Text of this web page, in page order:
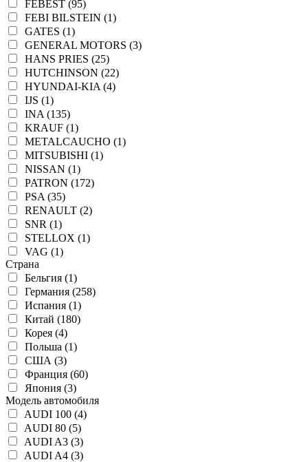
FEBEST (95)
FEBI BILSTEIN (1)
GATES (1)
GENERAL MOTORS (3)
HANS PRIES (25)
HUTCHINSON (22)
HYUNDAI-KIA (4)
IJS (1)
INA (135)
KRAUF (1)
METALCAUCHO (1)
MITSUBISHI (1)
NISSAN (1)
PATRON (172)
PSA (35)
RENAULT (2)
SNR (1)
STELLOX (1)
VAG (1)
Страна
Бельгия (1)
Германия (258)
Испания (1)
Китай (180)
Корея (4)
Польша (1)
США (3)
Франция (60)
Япония (3)
Модель автомобиля
AUDI 100 (4)
AUDI 80 (5)
AUDI A3 (3)
AUDI A4 (3)